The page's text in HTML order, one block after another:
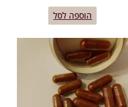
הוספה לסל